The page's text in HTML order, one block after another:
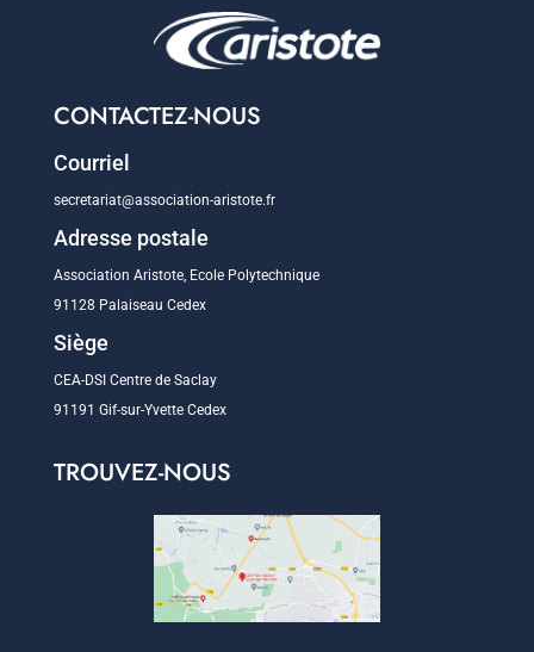
CONTACTEZ-NOUS
Courriel
secretariat@association-aristote.fr
Adresse postale
Association Aristote, Ecole Polytechnique
91128 Palaiseau Cedex
Siège
CEA-DSI Centre de Saclay
91191 Gif-sur-Yvette Cedex
TROUVEZ-NOUS